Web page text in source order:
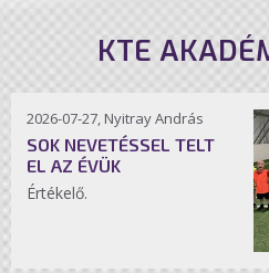
KTE
2026-07-27, Nyitray András
SOK NEVETÉSSEL TELT
EL AZ ÉVÜK
Értékelő.